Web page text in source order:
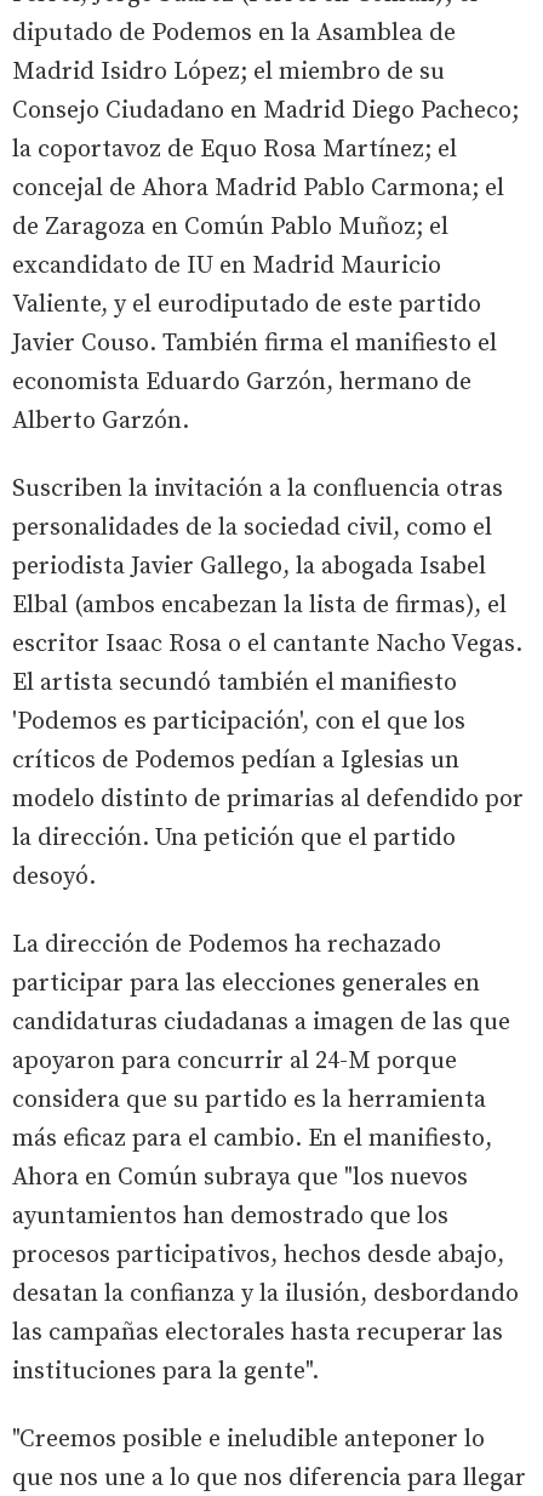
diputado de Podemos en la Asamblea de
Madrid Isidro López; el miembro de su
Consejo Ciudadano en Madrid Diego Pacheco;
la coportavoz de Equo Rosa Martínez; el
concejal de Ahora Madrid Pablo Carmona; el
de Zaragoza en Común Pablo Muñoz; el
excandidato de IU en Madrid Mauricio
Valiente, y el eurodiputado de este partido
Javier Couso. También firma el manifiesto el
economista Eduardo Garzón, hermano de
Alberto Garzón.
Suscriben la invitación a la confluencia otras
personalidades de la sociedad civil, como el
periodista Javier Gallego, la abogada Isabel
Elbal (ambos encabezan la lista de firmas), el
escritor Isaac Rosa o el cantante Nacho Vegas.
El artista secundó también el manifiesto
'Podemos es participación', con el que los
críticos de Podemos pedían a Iglesias un
modelo distinto de primarias al defendido por
la dirección. Una petición que el partido
desoyó.
La dirección de Podemos ha rechazado
participar para las elecciones generales en
candidaturas ciudadanas a imagen de las que
apoyaron para concurrir al 24-M porque
considera que su partido es la herramienta
más eficaz para el cambio. En el manifiesto,
Ahora en Común subraya que "los nuevos
ayuntamientos han demostrado que los
procesos participativos, hechos desde abajo,
desatan la confianza y la ilusión, desbordando
las campañas electorales hasta recuperar las
instituciones para la gente".
"Creemos posible e ineludible anteponer lo
que nos une a lo que nos diferencia para llegar